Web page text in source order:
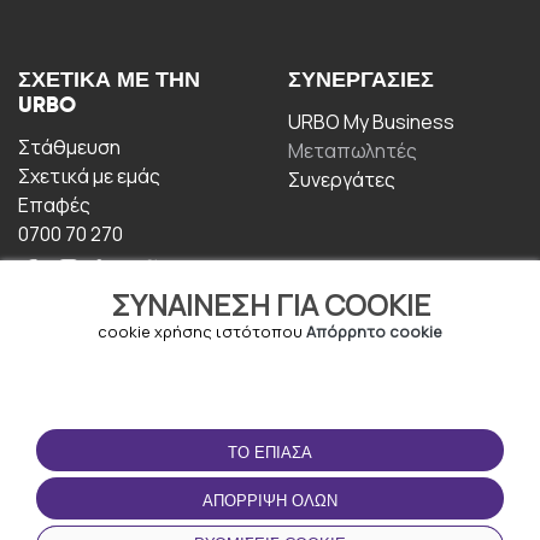
ΣΥΝΑΊΝΕΣΗ ΓΙΑ COOKIE
cookie χρήσης ιστότοπου Απόρρητο cookie
ΤΟ ΈΠΙΑΣΑ
ΑΠΌΡΡΙΨΗ ΌΛΩΝ
ΣΧΕΤΙΚΆ ΜΕ ΤΗΝ
URBO
Στάθμευση
Σχετικά με εμάς
Επαφές
0700 70 270
ΣΥΝΕΡΓΑΣΊΕΣ
URBO My Business
Μεταπωλητές
Συνεργάτες
ΟΡΟΙ ΧΡΉΣΗΣ
Οροι και Προϋποθέσεις
Πολιτική απορρήτου
ΚΑΤΕΒΆΣΤΕ ΤΗΝ
ΕΦΑΡΜΟΓΉ